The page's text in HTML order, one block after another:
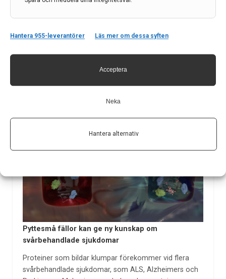
Hantera 955-leverantörer Läs mer om dessa syften
Acceptera
Neka
Hantera alternativ
Pyttesmå fällor kan ge ny kunskap om
svårbehandlade sjukdomar
Proteiner som bildar klumpar förekommer vid flera
svårbehandlade sjukdomar, som ALS, Alzheimers och